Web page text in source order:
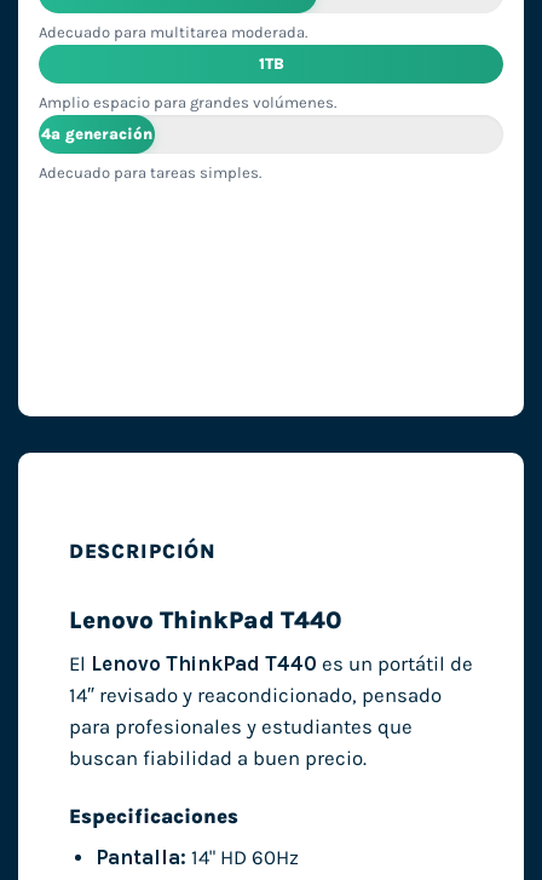
Adecuado para multitarea moderada.
1TB
Amplio espacio para grandes volúmenes.
4ª generación
Adecuado para tareas simples.
DESCRIPCIÓN
Lenovo ThinkPad T440
El Lenovo ThinkPad T440 es un portátil de
14″ revisado y reacondicionado, pensado
para profesionales y estudiantes que
buscan fiabilidad a buen precio.
Especificaciones
Pantalla: 14" HD 60Hz